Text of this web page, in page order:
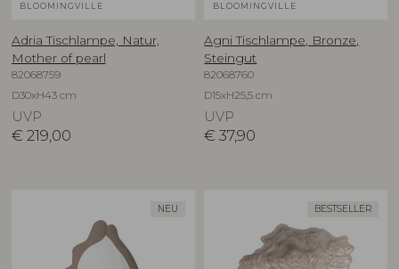
BLOOMINGVILLE
Adria Tischlampe, Natur,
Mother of pearl
82068759
D30xH43 cm
UVP
€ 219,00
BLOOMINGVILLE
Agni Tischlampe, Bronze,
Steingut
82068760
D15xH25,5 cm
UVP
€ 37,90
NEU BESTSELLER